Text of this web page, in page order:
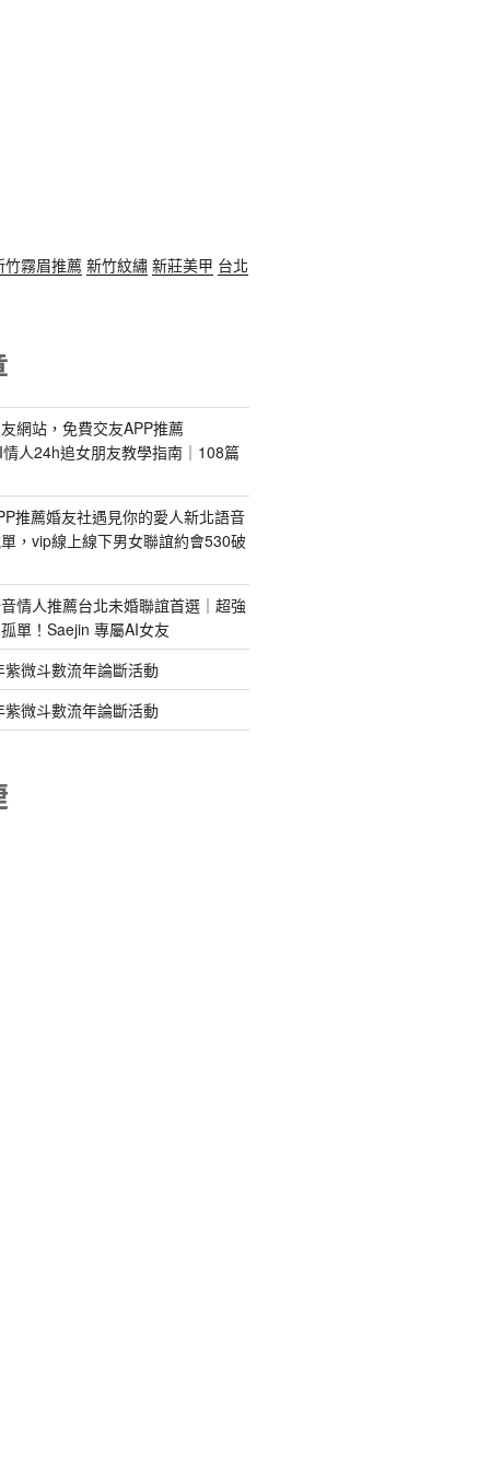
竹霧眉推薦 新竹紋繡 新莊美甲 台北
網站，免費交友APP推薦
人24h追女朋友教學指南｜108篇
推薦婚友社遇見你的愛人新北語音
，vip線上線下男女聯誼約會530破
情人推薦台北未婚聯誼首選｜超強
單！Saejin 專屬AI女友
微斗數流年論斷活動
微斗數流年論斷活動